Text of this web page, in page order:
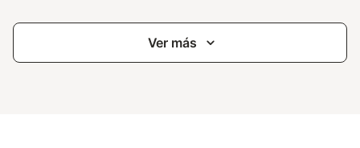
Ver más